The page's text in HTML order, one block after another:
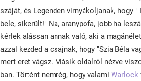
száját, és Legenden virnyákoljanak, hogy
bele, sikerült!" Na, aranypofa, jobb ha
kérlek alássan annak való, aki a
azzal kezded a csajnak, hogy "Szia Béla
mert eret vágsz. Másik oldalról nézve
ban. Történt nemrég, hogy valami Warlock